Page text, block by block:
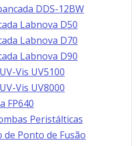
DDS-12BW
Labnova D50
Labnova D70
Labnova D90
Vis UV5100
Vis UV8000
FP640
Peristálticas
Ponto de Fusão